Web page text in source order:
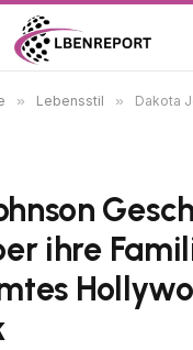
» Lebensstil » Dakota Johnson Geschwister –
ihre